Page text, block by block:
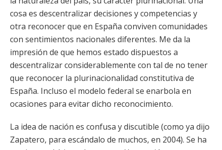
cosa es descentralizar decisiones y competencias y
otra reconocer que en España conviven comunidades
con sentimientos nacionales diferentes. Me da la
impresión de que hemos estado dispuestos a
descentralizar considerablemente con tal de no tener
que reconocer la plurinacionalidad constitutiva de
España. Incluso el modelo federal se enarbola en
ocasiones para evitar dicho reconocimiento.
La idea de nación es confusa y discutible (como ya dijo
Zapatero, para escándalo de muchos, en 2004). Se ha